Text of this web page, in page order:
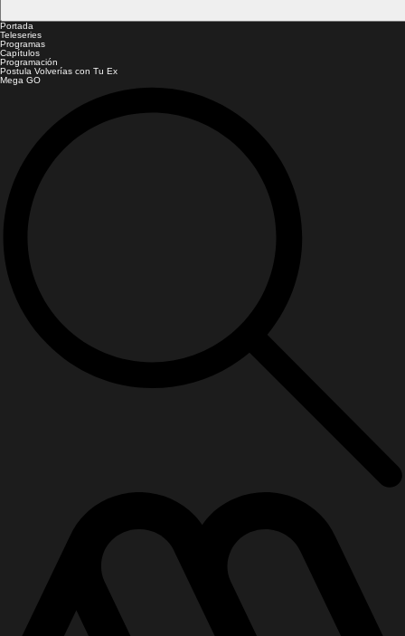
Portada
Teleseries
Programas
Capítulos
Programación
Postula Volverías con Tu Ex
Mega GO